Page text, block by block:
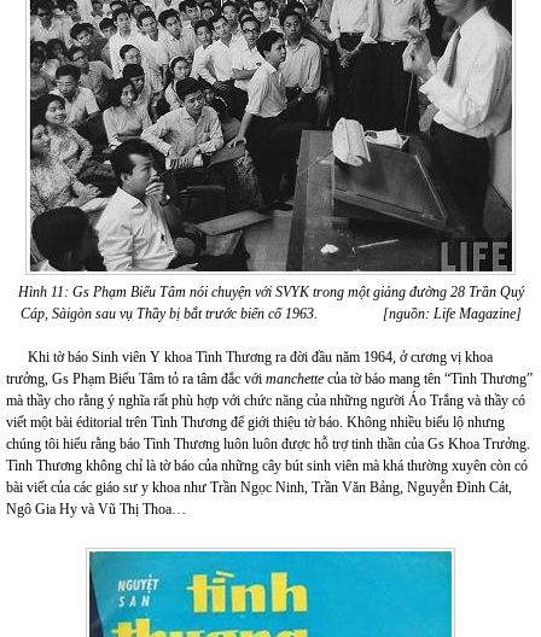
Hình 11: Gs Phạm Biểu Tâm nói chuyện với SVYK trong một giảng đường 28 Trần Quý
Cáp, Sàigòn sau vụ Thầy bị bắt trước biến cố 1963. [nguồn: Life Magazine]
Khi tờ báo Sinh viên Y khoa Tình Thương ra đời đầu năm 1964, ở cương vị khoa
trưởng, Gs Phạm Biểu Tâm tỏ ra tâm đắc với manchette của tờ báo mang tên “Tình Thương”
mà thầy cho rằng ý nghĩa rất phù hợp với chức năng của những người Áo Trắng và thầy có
viết một bài éditorial trên Tình Thương để giới thiệu tờ báo. Không nhiều biểu lộ nhưng
chúng tôi hiểu rằng báo Tình Thương luôn luôn được hỗ trợ tinh thần của Gs Khoa Trưởng.
Tình Thương không chỉ là tờ báo của những cây bút sinh viên mà khá thường xuyên còn có
bài viết của các giáo sư y khoa như Trần Ngọc Ninh, Trần Văn Bảng, Nguyễn Đình Cát,
Ngô Gia Hy và Vũ Thị Thoa…